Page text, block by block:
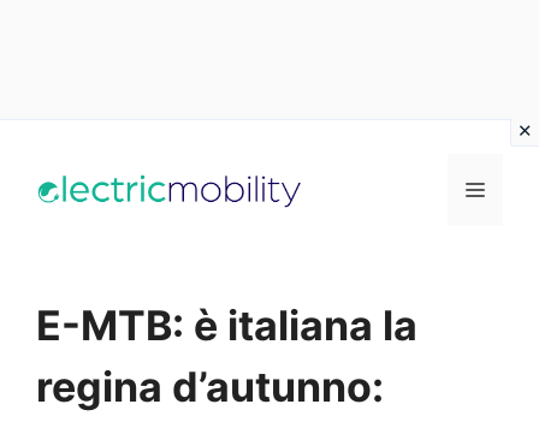
Menu
E-MTB: è italiana la
regina d’autunno: